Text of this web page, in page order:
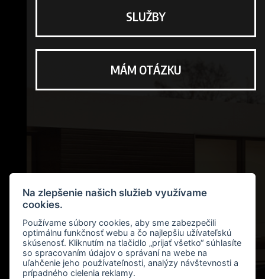
SLUŽBY
MÁM OTÁZKU
Na zlepšenie našich služieb využívame
cookies.
Používame súbory cookies, aby sme zabezpečili
optimálnu funkčnosť webu a čo najlepšiu užívateľskú
skúsenosť. Kliknutím na tlačidlo „prijať všetko“ súhlasíte
so spracovaním údajov o správaní na webe na
uľahčenie jeho používateľnosti, analýzy návštevnosti a
prípadného cielenia reklamy.